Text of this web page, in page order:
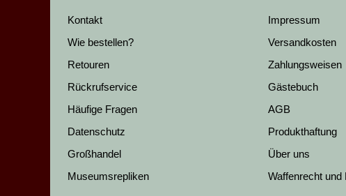
Kontakt
Wie bestellen?
Retouren
Rückrufservice
Häufige Fragen
Datenschutz
Großhandel
Museumsrepliken
Impressum
Versandkosten
Zahlungsweisen
Gästebuch
AGB
Produkthaftung
Über uns
Waffenrecht und